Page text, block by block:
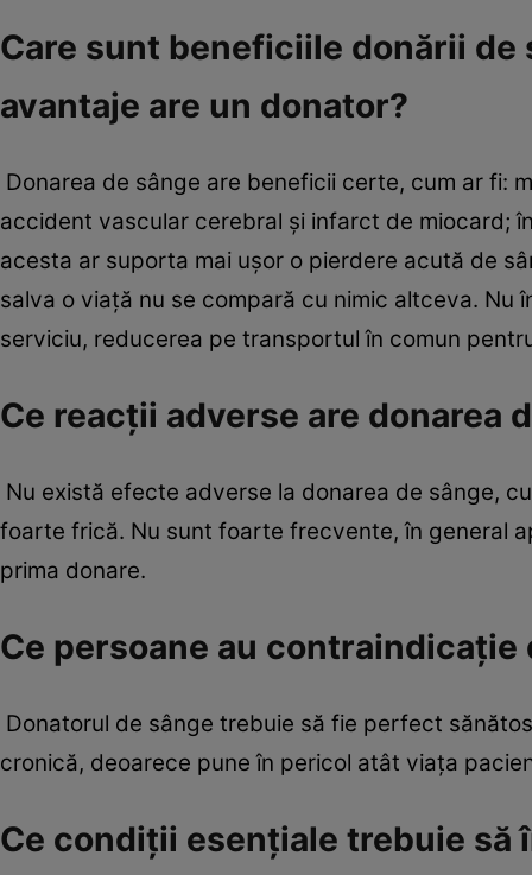
Care sunt beneficiile donării
avantaje are un donator?
Donarea de sânge are beneficii certe, cum ar fi:
accident vascular cerebral şi infarct de miocard;
acesta ar suporta mai uşor o pierdere acută de
salva o viaţă nu se compară cu nimic altceva. Nu
serviciu, reducerea pe transportul în comun
Ce reacţii adverse are donarea
Nu există efecte adverse la donarea de sânge,
foarte frică. Nu sunt foarte frecvente, în general
prima donare.
Ce persoane au contraindicaţie
Donatorul de sânge trebuie să fie perfect
cronică, deoarece pune în pericol atât viaţa
Ce condiţii esenţiale trebuie să